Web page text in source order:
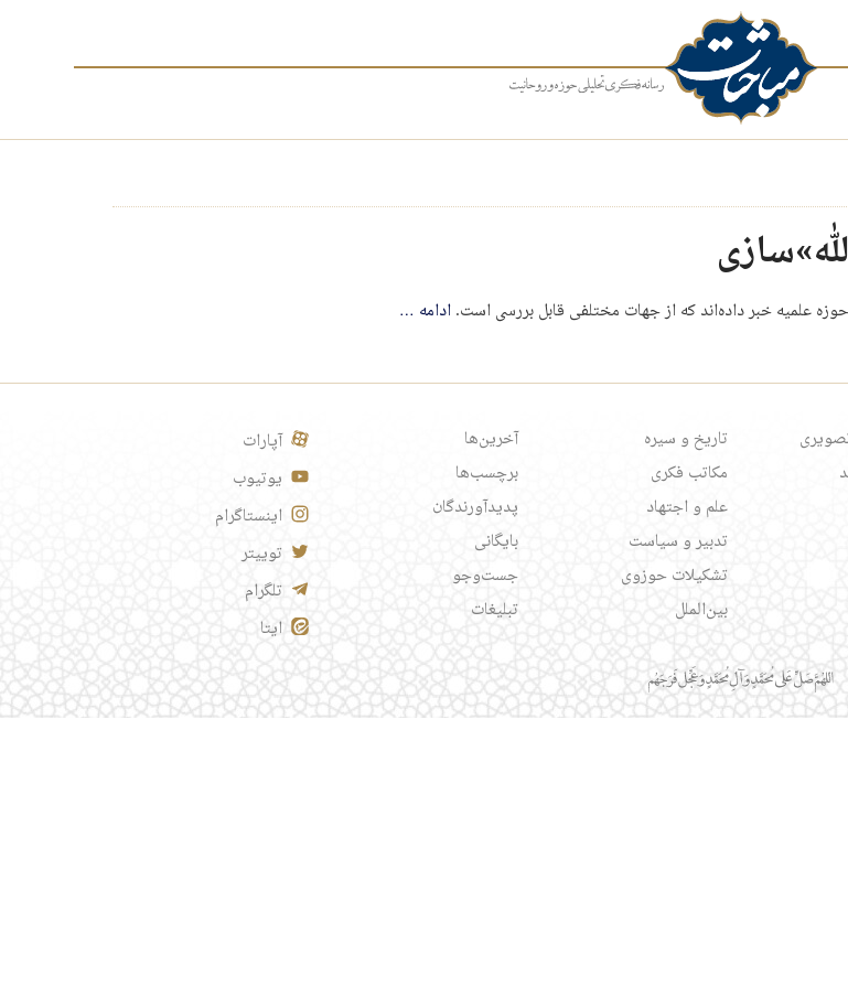
علمیه خبر داده‌اند که از جهات مختلفی قابل بررسی است.ادامه …
تاریخ و سیره
مکاتب فکری
علم و اجتهاد
تدبیر و سیاست
تشکیلات حوزوی
بین‌الملل
آخرین‌ها
برچسب‌ها
پدیدآورندگان
بایگانی
جست‌وجو
تبلیغات
آپارات
یوتیوب
اینستاگرام
توییتر
تلگرام
ایتا